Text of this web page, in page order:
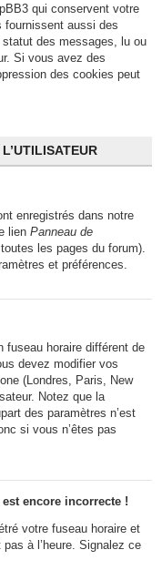
qui conservent votre
fournissent aussi des
statut des messages, lu ou
Si vous avez des
des cookies peut
enregistrés dans notre
lienPanneau de
les pages du forum).
et préférences.
fuseau horaire différent de
devez modifier vos
(Londres, Paris, New
Notez que la
des paramètres n’est
si vous n’êtes pas
encore incorrecte !
votre fuseau horaire et
pas à l’heure. Signalez ce